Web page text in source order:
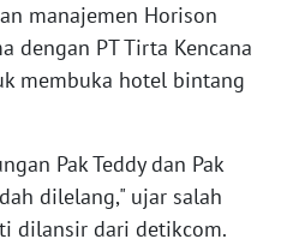
manajemen Horison
dengan PT Tirta Kencana
membuka hotel bintang
Pak Teddy dan Pak
dilelang," ujar salah
dilansir dari detikcom.